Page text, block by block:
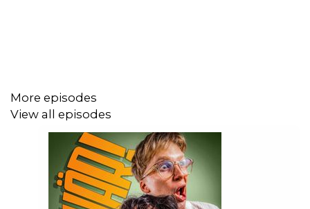
More episodes
View all episodes